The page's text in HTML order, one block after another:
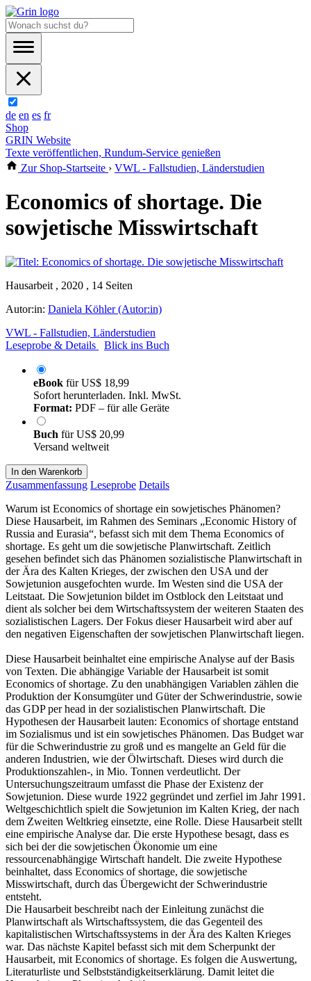
de en es fr
Shop
GRIN Website
Texte veröffentlichen, Rundum-Service genießen
Zur Shop-Startseite › VWL - Fallstudien, Länderstudien
Economics of shortage. Die
sowjetische Misswirtschaft
Hausarbeit , 2020 , 14 Seiten
Autor:in: Daniela Köhler (Autor:in)
VWL - Fallstudien, Länderstudien
Leseprobe & Details
Blick ins Buch
eBook fürUS$ 18,99
Sofort herunterladen. Inkl. MwSt.
Format: PDF – für alle Geräte
Buch fürUS$ 20,99
Versand weltweit
In den Warenkorb
Zusammenfassung Leseprobe Details
Warum ist Economics of shortage ein sowjetisches Phänomen?
Diese Hausarbeit, im Rahmen des Seminars „Economic History of
Russia and Eurasia“, befasst sich mit dem Thema Economics of
shortage. Es geht um die sowjetische Planwirtschaft. Zeitlich
gesehen befindet sich das Phänomen sozialistische Planwirtschaft in
der Ära des Kalten Krieges, der zwischen den USA und der
Sowjetunion ausgefochten wurde. Im Westen sind die USA der
Leitstaat. Die Sowjetunion bildet im Ostblock den Leitstaat und
dient als solcher bei dem Wirtschaftssystem der weiteren Staaten des
sozialistischen Lagers. Der Fokus dieser Hausarbeit wird aber auf
den negativen Eigenschaften der sowjetischen Planwirtschaft liegen.
Diese Hausarbeit beinhaltet eine empirische Analyse auf der Basis
von Texten. Die abhängige Variable der Hausarbeit ist somit
Economics of shortage. Zu den unabhängigen Variablen zählen die
Produktion der Konsumgüter und Güter der Schwerindustrie, sowie
das GDP per head in der sozialistischen Planwirtschaft. Die
Hypothesen der Hausarbeit lauten: Economics of shortage entstand
im Sozialismus und ist ein sowjetisches Phänomen. Das Budget war
für die Schwerindustrie zu groß und es mangelte an Geld für die
anderen Industrien, wie der Ölwirtschaft. Dieses wird durch die
Produktionszahlen-, in Mio. Tonnen verdeutlicht. Der
Untersuchungszeitraum umfasst die Phase der Existenz der
Sowjetunion. Diese wurde 1922 gegründet und zerfiel im Jahr 1991.
Weltgeschichtlich spielt die Sowjetunion im Kalten Krieg, der nach
dem Zweiten Weltkrieg einsetzte, eine Rolle. Diese Hausarbeit stellt
eine empirische Analyse dar. Die erste Hypothese besagt, dass es
sich bei der die sowjetischen Ökonomie um eine
ressourcenabhängige Wirtschaft handelt. Die zweite Hypothese
beinhaltet, dass Economics of shortage, die sowjetische
Misswirtschaft, durch das Übergewicht der Schwerindustrie
entsteht.
Die Hausarbeit beschreibt nach der Einleitung zunächst die
Planwirtschaft als Wirtschaftssystem, die das Gegenteil des
kapitalistischen Wirtschaftssystems in der Ära des Kalten Krieges
war. Das nächste Kapitel befasst sich mit dem Scherpunkt der
Hausarbeit, mit Economics of shortage. Es folgen die Auswertung,
Literaturliste und Selbstständigkeitserklärung. Damit leitet die